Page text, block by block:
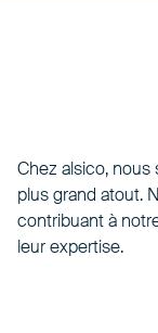
Chez alsico,
plus grand atout.
contribuant à
leur expertise.